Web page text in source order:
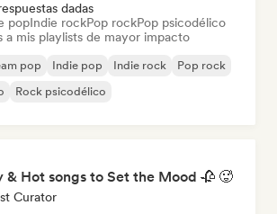
dadas
popIndie rockPop rockPop psicodélico
a mis playlists de mayor impacto
pop Indie pop Indie rock
Pop rock
Rock psicodélico
& Hot songs to Set the Mood 🥀 🥵
Curator